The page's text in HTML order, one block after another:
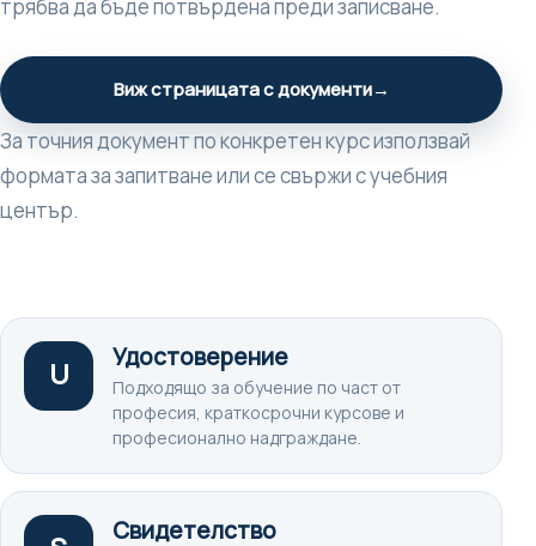
трябва да бъде потвърдена преди записване.
Виж страницата с документи→
За точния документ по конкретен курс използвай
формата за запитване или се свържи с учебния
център.
U
Удостоверение
Подходящо за обучение по част от
професия, краткосрочни курсове и
професионално надграждане.
Свидетелство